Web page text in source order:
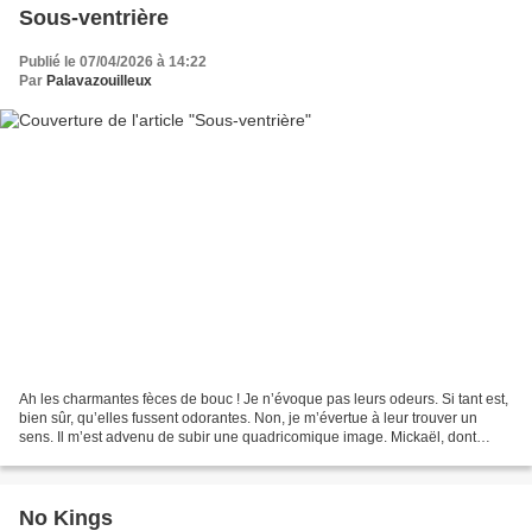
Sous-ventrière
Publié le 07/04/2026 à 14:22
Par Palavazouilleux
Ah les charmantes fèces de bouc ! Je n’évoque pas leurs odeurs. Si tant est,
bien sûr, qu’elles fussent odorantes. Non, je m’évertue à leur trouver un
sens. Il m’est advenu de subir une quadricomique image. Mickaël, dont
No Kings